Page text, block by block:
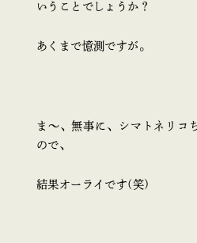
いうことでしょうか？
あくまで憶測ですが。
ま～、無事に、シマトネリコ
ので、
結果オーライです(笑)